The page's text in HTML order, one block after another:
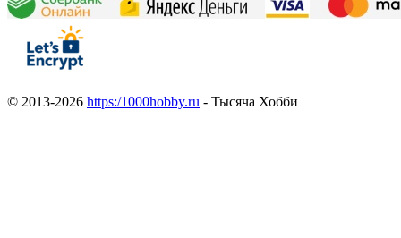
© 2013-2026 https:/1000hobby.ru - Тысяча Хобби